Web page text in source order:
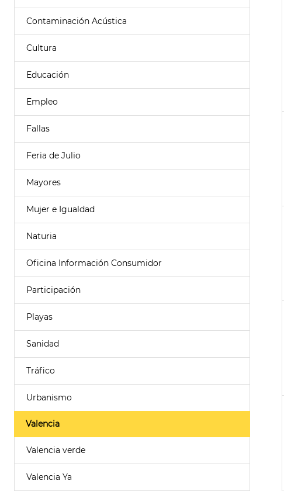
Contaminación Acústica
Cultura
Educación
Empleo
Fallas
Feria de Julio
Mayores
Mujer e Igualdad
Naturia
Oficina Información Consumidor
Participación
Playas
Sanidad
Tráfico
Urbanismo
Valencia
Valencia verde
Valencia Ya